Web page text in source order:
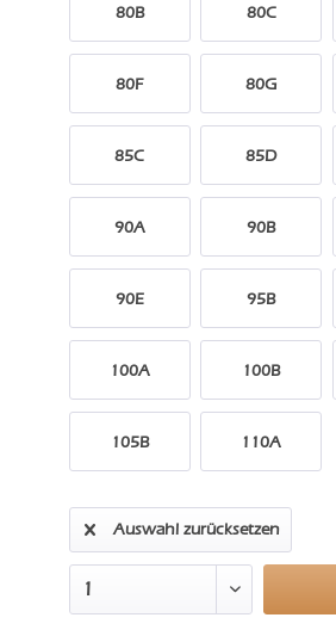
80B 80C
80F 80G
85C 85D
90A 90B
90E 95B
100A 100B
105B 110A
Auswahl zurücksetzen